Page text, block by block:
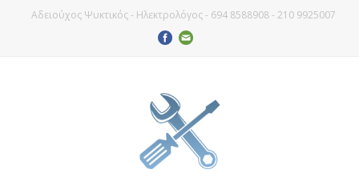
Αδειούχος Ψυκτικός - Ηλεκτρολόγος - 694 8588908 - 210 9925007